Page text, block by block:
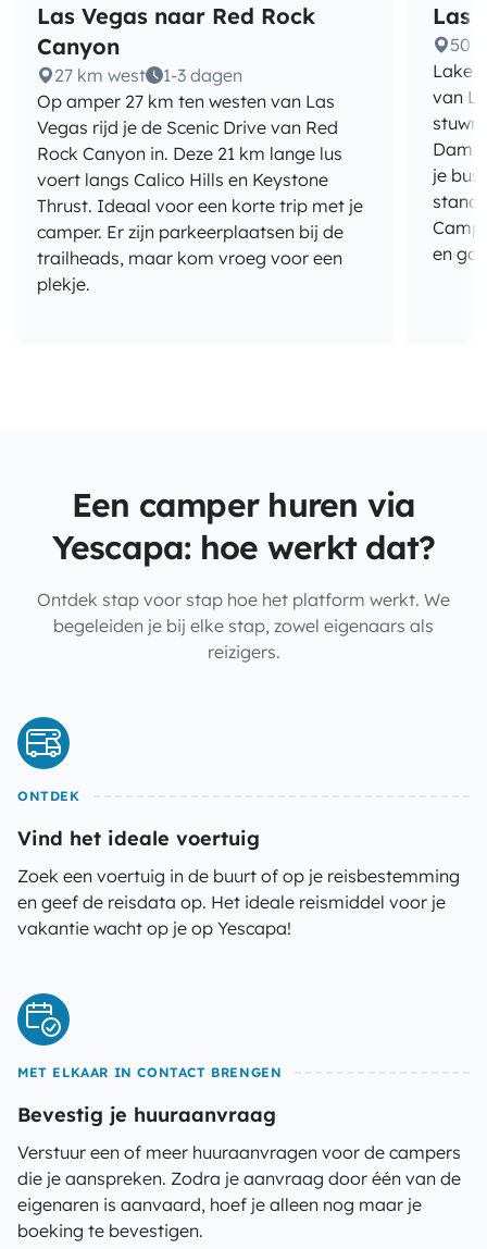
Las Vegas naar Red Rock
Canyon
27 km west
1-3 dagen
Op amper 27 km ten westen van Las
Vegas rijd je de Scenic Drive van Red
Rock Canyon in. Deze 21 km lange lus
voert langs Calico Hills en Keystone
Thrust. Ideaal voor een korte trip met je
camper. Er zijn parkeerplaatsen bij de
trailheads, maar kom vroeg voor een
plekje.
Las
50
Lake
van
Dam
je
en
Een camper huren via
Yescapa: hoe werkt dat?
Ontdek stap voor stap hoe het platform werkt. We
begeleiden je bij elke stap, zowel eigenaars als
reizigers.
ONTDEK
Vind het ideale voertuig
Zoek een voertuig in de buurt of op je reisbestemming
en geef de reisdata op. Het ideale reismiddel voor je
vakantie wacht op je op Yescapa!
MET ELKAAR IN CONTACT BRENGEN
Bevestig je huuraanvraag
Verstuur een of meer huuraanvragen voor de campers
die je aanspreken. Zodra je aanvraag door één van de
eigenaren is aanvaard, hoef je alleen nog maar je
boeking te bevestigen.